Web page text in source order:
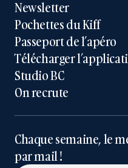
Newsletter
Pochettes du Kiff
Passeport de l’apéro
Télécharger
Studio BC
On recrute
Chaque semaine, le
par mail !